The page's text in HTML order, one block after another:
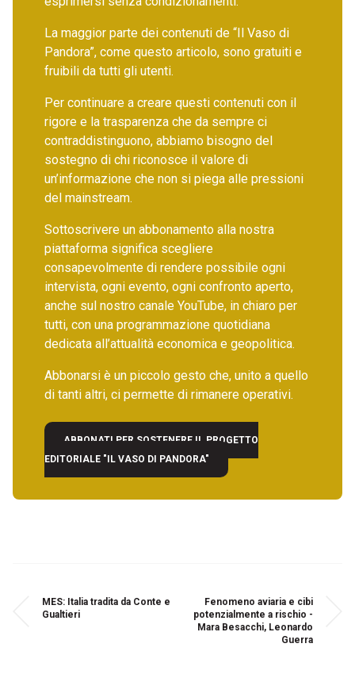
La maggior parte dei contenuti de “Il Vaso di
Pandora”, come questo articolo, sono gratuiti e
fruibili da tutti gli utenti.
Per continuare a creare questi contenuti con il
rigore e la trasparenza che da sempre ci
contraddistinguono, abbiamo bisogno del
sostegno di chi riconosce il valore di
un’informazione che non si piega alle pressioni
del mainstream.
Sottoscrivere un abbonamento alla nostra
piattaforma significa scegliere
consapevolmente di rendere possibile ogni
intervista, ogni evento, ogni confronto aperto,
anche sul nostro canale YouTube, in chiaro per
tutti, con una programmazione quotidiana
dedicata all’attualità economica e geopolitica.
Abbonarsi è un piccolo gesto che, unito a quello
di tanti altri, ci permette di rimanere operativi.
ABBONATI PER SOSTENERE IL PROGETTO
EDITORIALE "IL VASO DI PANDORA"
MES: Italia tradita da Conte e
Gualtieri
Fenomeno aviaria e cibi
potenzialmente a rischio -
Mara Besacchi, Leonardo
Guerra